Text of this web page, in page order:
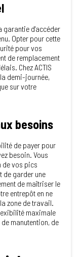
garantie d'accéder
Opter pour cette
pour vos
de remplacement
Chez ACTIS
demi-journée,
sur votre
besoins
de payer pour
besoin. Vous
de vos pics
de garder une
de maîtriser le
entrepôt en ne
zone de travail.
maximale
manutention, de